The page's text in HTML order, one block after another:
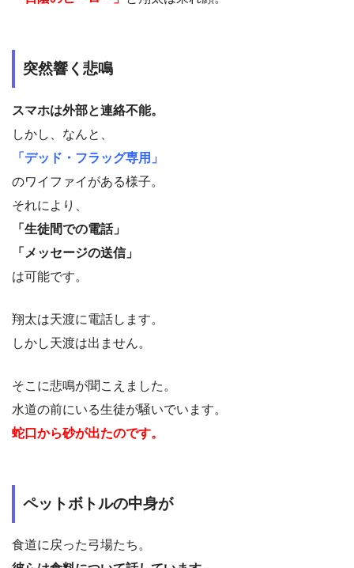
突然響く悲鳴
スマホは外部と連絡不能。
しかし、なんと、
「デッド・フラッグ専用」
のワイファイがある様子。
それにより、
「生徒間での電話」
「メッセージの送信」
は可能です。
翔太は天渡に電話します。
しかし天渡は出ません。
そこに悲鳴が聞こえました。
水道の前にいる生徒が騒いでいます。
蛇口から砂が出たのです。
ペットボトルの中身が
食道に戻った弓場たち。